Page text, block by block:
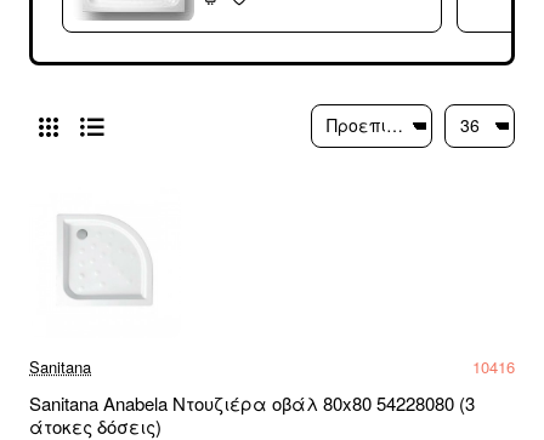
Sanitana 10416
Sanitana Anabela Ντουζιέρα οβάλ 80x80 54228080 (3
άτοκες δόσεις)